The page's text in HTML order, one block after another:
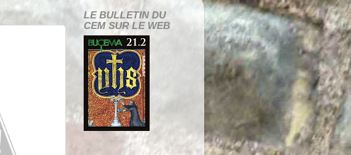
LE BULLETIN DU
CEM SUR LE WEB